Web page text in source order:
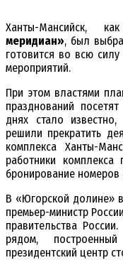
Ханты-Мансийск,
меридиан», был
готовится во всю
мероприятий.
При этом властями
празднований
днях стало
решили прекратить
комплекса Ханты-
работники
бронирование номеров
В «Югорской долине»
премьер-министр России
правительства
рядом,
президентский центр